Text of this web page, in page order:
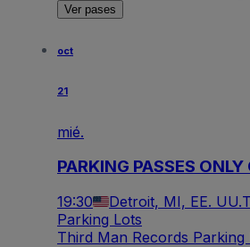
Ver pases
oct
21
mié.
PARKING PASSES
19:30 Detroit, MI, EE. UU.
Parking Lots
Third Man Records Parking